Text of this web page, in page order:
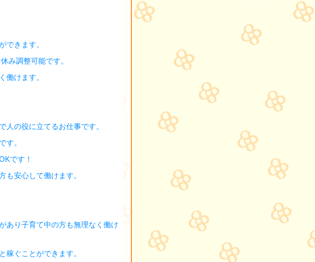
できます。
み調整可能です。
働けます。
人の役に立てるお仕事です。
す。
です！
も安心して働けます。
あり子育て中の方も無理なく働け
稼ぐことができます。